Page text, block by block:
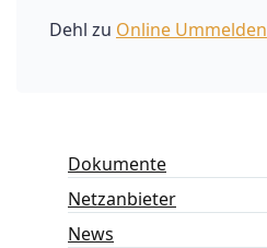
Dehl zu Online Ummelden
Dokumente
Netzanbieter
News